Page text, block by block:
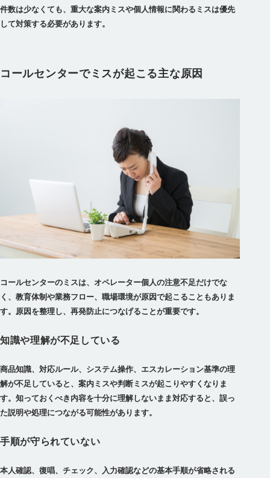
件数は少なくても、重大な案内ミスや個人情報に関わるミスは優先
して対策する必要があります。
コールセンターでミスが起こる主な原因
コールセンターのミスは、オペレーター個人の注意不足だけでな
く、教育体制や業務フロー、職場環境が原因で起こることもありま
す。原因を整理し、再発防止につなげることが重要です。
知識や理解が不足している
商品知識、対応ルール、システム操作、エスカレーション基準の理
解が不足していると、案内ミスや判断ミスが起こりやすくなりま
す。知っておくべき内容を十分に理解しないまま対応すると、誤っ
た説明や処理につながる可能性があります。
手順が守られていない
本人確認、復唱、チェック、入力確認などの基本手順が省略される